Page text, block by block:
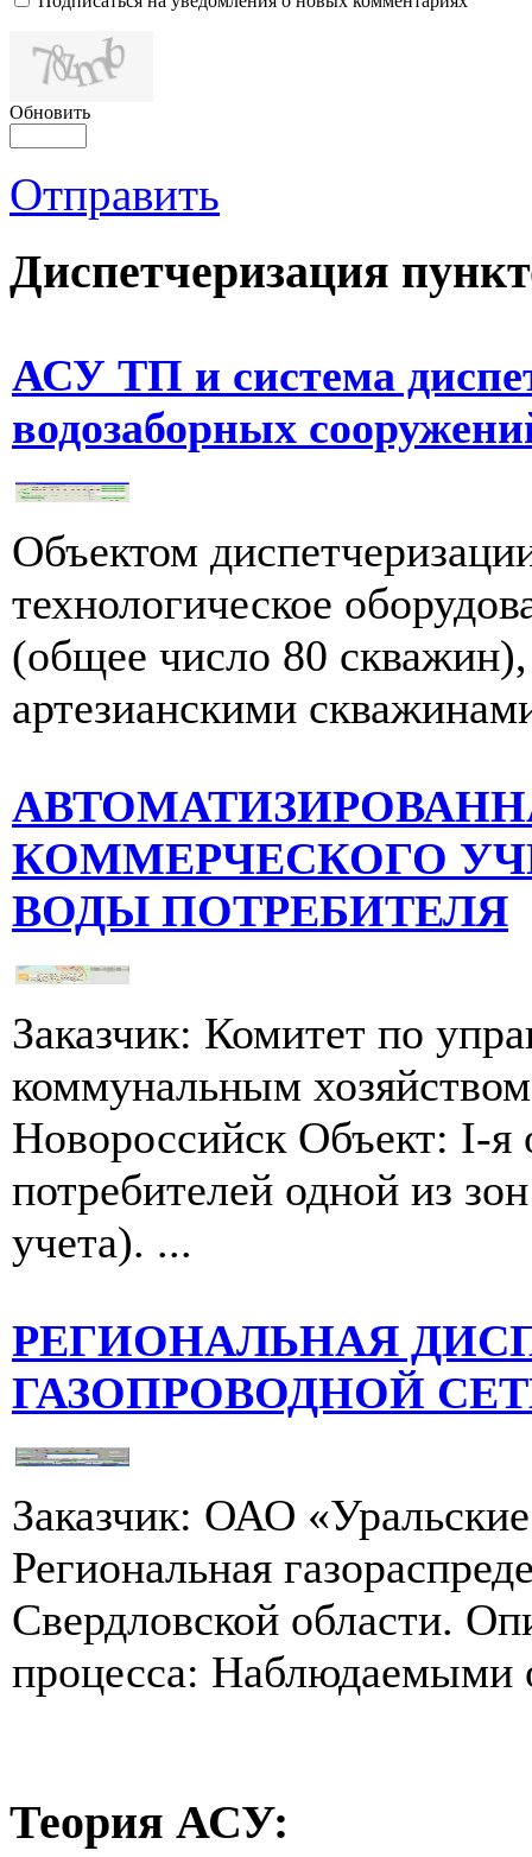
Обновить
Отправить
Диспетчеризация
АСУ ТП и система
водозаборных
Объектом
технологическое
(общее число 80
артезианскими
КОММЕРЧЕСКОГО
ВОДЫ ПОТРЕБИТЕЛЯ
Заказчик: Комитет по
коммунальным
Новороссийск Объект: I-
потребителей одной из
учета). ...
РЕГИОНАЛЬНАЯ
ГАЗОПРОВОДНОЙ
Заказчик: ОАО
Региональная
Свердловской области.
процесса: Наблюдаемыми
Теория АСУ: